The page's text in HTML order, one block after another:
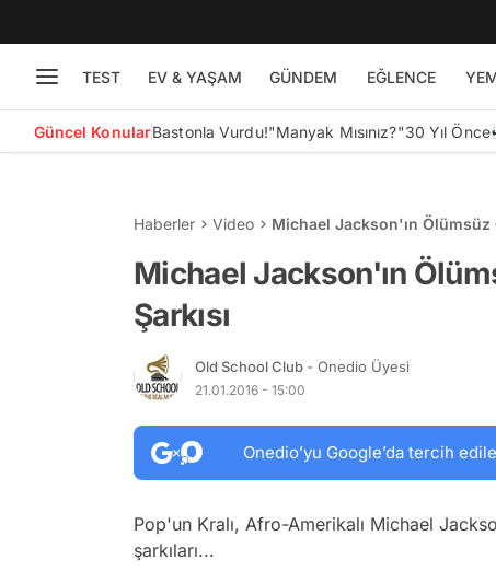
TEST EV & YAŞAM GÜNDEM EĞLENCE
Güncel KonularBastonla Vurdu!"Manyak Mısınız?"30 Yıl
Haberler Video Michael Jackson'ın Ölümsüz
Michael Jackson'ın
Şarkısı
Old School Club - Onedio Üyesi
21.01.2016 - 15:00
Onedio’yu Google’da tercih
Pop'un Kralı, Afro-Amerikalı Michael
şarkıları...